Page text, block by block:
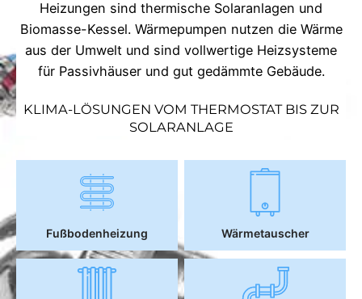
Heizungen sind thermische Solaranlagen und
Biomasse-Kessel. Wärmepumpen nutzen die Wärme
aus der Umwelt und sind vollwertige Heizsysteme
für Passivhäuser und gut gedämmte Gebäude.
KLIMA-LÖSUNGEN VOM THERMOSTAT BIS ZUR
SOLARANLAGE
Fußbodenheizung Wärmetauscher